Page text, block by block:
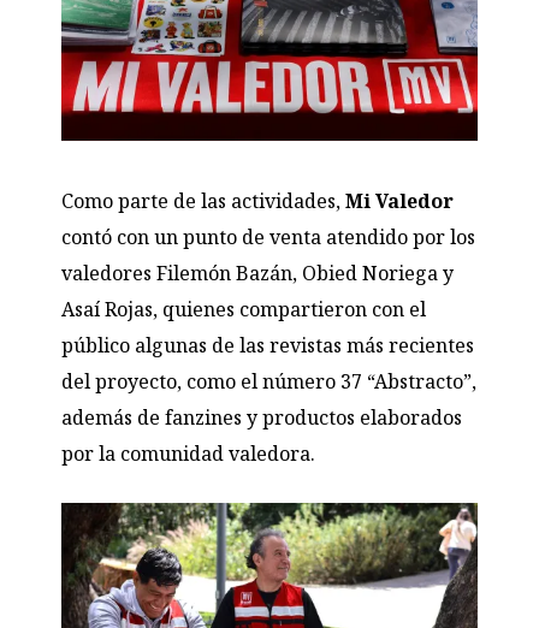
Como parte de las actividades,Mi Valedor
contó con un punto de venta atendido por los
valedores Filemón Bazán, Obied Noriega y
Asaí Rojas, quienes compartieron con el
público algunas de las revistas más recientes
del proyecto, como el número 37 “Abstracto”,
además de fanzines y productos elaborados
por la comunidad valedora.